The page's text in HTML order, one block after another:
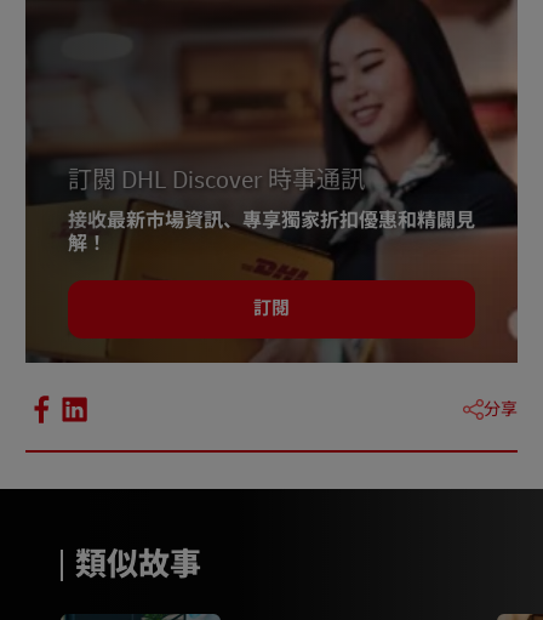
訂閱 DHL Discover 時事通訊
接收最新市場資訊、專享獨家折扣優惠和精闢見
解！
訂閱
分享
類似故事